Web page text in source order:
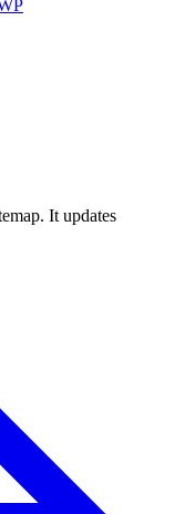
It updates